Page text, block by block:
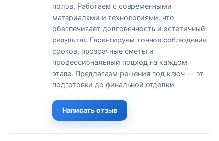
полов. Работаем с современными
материалами и технологиями, что
обеспечивает долговечность и эстетичный
результат. Гарантируем точное соблюдение
сроков, прозрачные сметы и
профессиональный подход на каждом
этапе. Предлагаем решения под ключ — от
подготовки до финальной отделки.
Написать отзыв